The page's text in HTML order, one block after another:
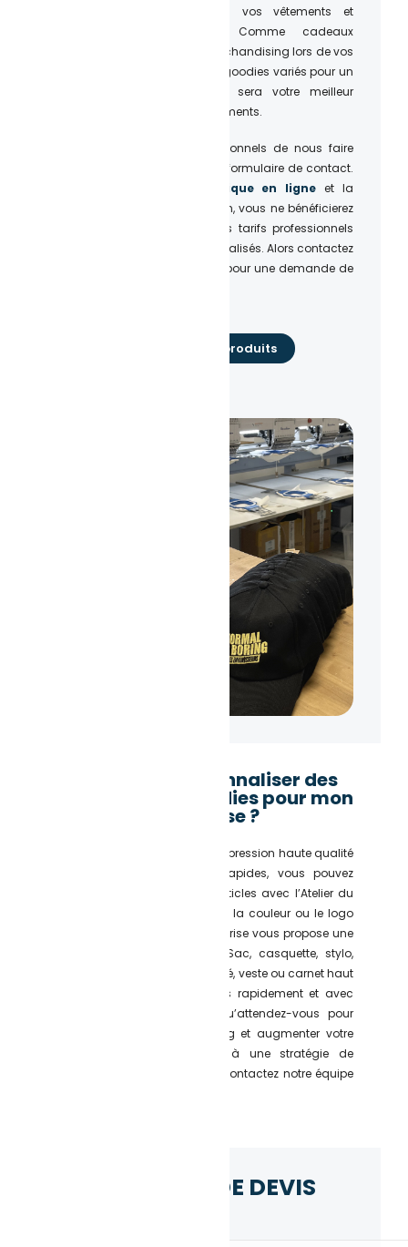
Made in France pour tous vos vêtements et
accessoires personnalisés. Comme cadeaux
d’affaires, pour vendre du merchandising lors de vos
concerts ou afin de créer des goodies variés pour un
évènement, l’Atelier du Quai sera votre meilleur
fournisseur de goodies et vêtements.
Nous conseillons aux professionnels de nous faire
une demande de devis via le formulaire de contact.
notre boutique en ligne et la
plateforme de personnalisation, vous ne bénéficierez
malheureusement pas de nos tarifs professionnels
pour tous vos produits personnalisés. Alors contactez
vite notre service commercial pour une demande de
Découvrir nos produits
Comment personnaliser des
vêtements et goodies pour mon
entreprise ?
Avec un design unique, une impression haute qualité
et des délais de livraison rapides, vous pouvez
personnaliser de nombreux articles avec l’Atelier du
Quai. Quelque soit la quantité, la couleur ou le logo
de votre entreprise. Notre entreprise vous propose une
large sélection de produits. Sac, casquette, stylo,
gobelet réutilisable, sweat brodé, veste ou carnet haut
de gamme… Tous disponibles rapidement et avec
des prix dégressifs. Alors, qu’attendez-vous pour
améliorer votre merchandising et augmenter votre
visibilité de marque grâce à une stratégie de
communication par l’objet ? Contactez notre équipe
DEMANDE DE DEVIS